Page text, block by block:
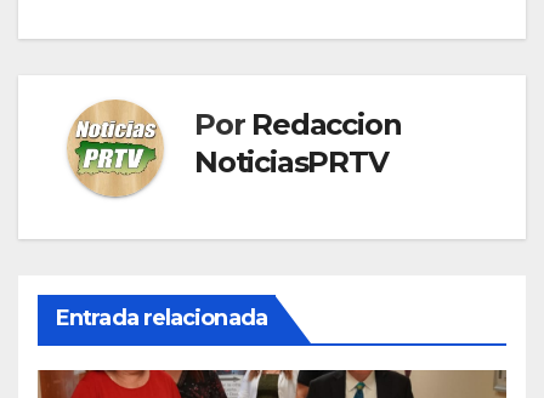
Por Redaccion
NoticiasPRTV
Entrada relacionada